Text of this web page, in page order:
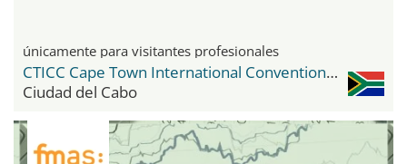
únicamente para visitantes profesionales
CTICC Cape Town International Convention Center
Ciudad del Cabo